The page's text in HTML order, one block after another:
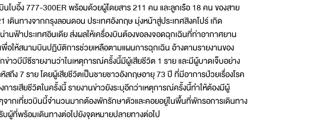
โบอิ้ง 777-300ER พร้อมด้วยผู้โดยสาร 211 คน และลูกเรือ 18 คน ของสาย
เดินทางจากกรุงลอนดอน ประเทศอังกฤษ มุ่งหน้าสู่ประเทศสิงคโปร์ เกิด
นฟ้าประเทศอินเดีย ส่งผลให้เครื่องบินต้องขอลงจอดฉุกเฉินที่ท่าอากาศยาน
อให้สนามบินปฏิบัติการช่วยเหลือตามแผนการฉุกเฉิน อ้างตามรายงานของ
วบีบีซีรายงานว่าในเหตุการณ์ครั้งนี้มีผู้เสียชีวิต 1 ราย และมีผู้บาดเจ็บอย่าง
ถึง 7 ราย โดยผู้เสียชีวิตเป็นชายชาวอังกฤษอายุ 73 ปี ที่มีอาการป่วยเรื่องโรค
การเสียชีวิตในครั้งนี้ รายงานข่าวยังระบุอีกว่าเหตุการณ์ครั้งนี้ทำให้ต้องมีผู้
จากเที่ยวบินนี้จำนวนมากต้องพักรักษาตัวและคอยอยู่ในพื้นที่พักรอการเดินทาง
บผู้ที่พร้อมเดินทางต่อไปยังจุดหมายปลายทางต่อไป